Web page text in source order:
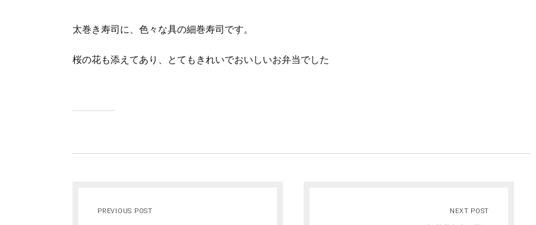
太巻き寿司に、色々な具の細巻寿司です。
桜の花も添えてあり、とてもきれいでおいしいお弁当でした
PREVIOUS POST NEXT POST